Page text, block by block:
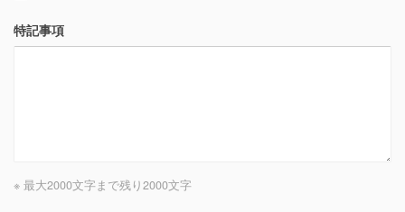
特記事項
※ 最大2000文字まで残り2000文字